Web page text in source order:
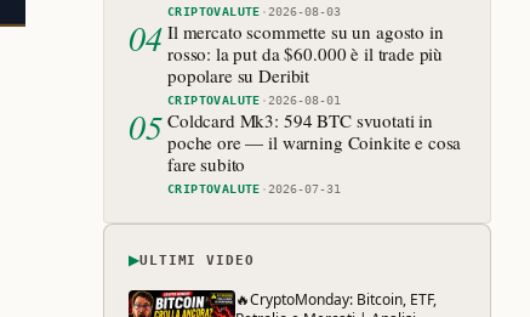
CRIPTOVALUTE ·2026-08-03
04 Il mercato scommette su un agosto in
rosso: la put da $60.000 è il trade più
popolare su Deribit
CRIPTOVALUTE ·2026-08-01
05 Coldcard Mk3: 594 BTC svuotati in
poche ore — il warning Coinkite e cosa
fare subito
CRIPTOVALUTE ·2026-07-31
▶ULTIMI VIDEO
🔥CryptoMonday: Bitcoin, ETF,